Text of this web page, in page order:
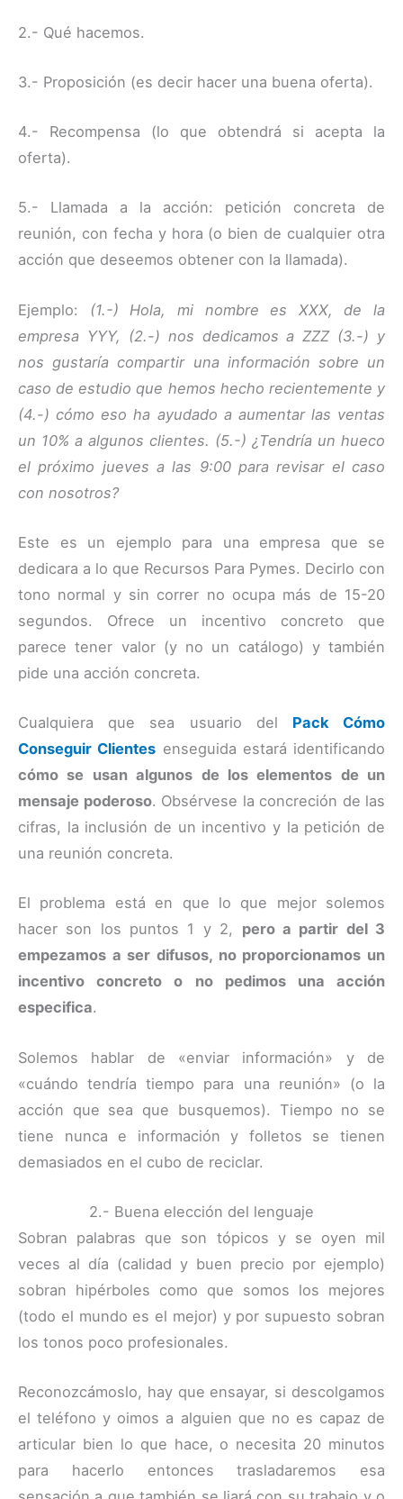
2.- Qué hacemos.
3.- Proposición (es decir hacer una buena oferta).
4.- Recompensa (lo que obtendrá si acepta la
oferta).
5.- Llamada a la acción: petición concreta de
reunión, con fecha y hora (o bien de cualquier otra
acción que deseemos obtener con la llamada).
Ejemplo: (1.-) Hola, mi nombre es XXX, de la
empresa YYY, (2.-) nos dedicamos a ZZZ (3.-) y
nos gustaría compartir una información sobre un
caso de estudio que hemos hecho recientemente y
(4.-) cómo eso ha ayudado a aumentar las ventas
un 10% a algunos clientes. (5.-) ¿Tendría un hueco
el próximo jueves a las 9:00 para revisar el caso
con nosotros?
Este es un ejemplo para una empresa que se
dedicara a lo que Recursos Para Pymes. Decirlo con
tono normal y sin correr no ocupa más de 15-20
segundos. Ofrece un incentivo concreto que
parece tener valor (y no un catálogo) y también
pide una acción concreta.
Cualquiera que sea usuario del Pack Cómo
Conseguir Clientes enseguida estará identificando
cómo se usan algunos de los elementos de un
mensaje poderoso. Obsérvese la concreción de las
cifras, la inclusión de un incentivo y la petición de
una reunión concreta.
El problema está en que lo que mejor solemos
hacer son los puntos 1 y 2, pero a partir del 3
empezamos a ser difusos, no proporcionamos un
incentivo concreto o no pedimos una acción
especifica.
Solemos hablar de «enviar información» y de
«cuándo tendría tiempo para una reunión» (o la
acción que sea que busquemos). Tiempo no se
tiene nunca e información y folletos se tienen
demasiados en el cubo de reciclar.
2.- Buena elección del lenguaje
Sobran palabras que son tópicos y se oyen mil
veces al día (calidad y buen precio por ejemplo)
sobran hipérboles como que somos los mejores
(todo el mundo es el mejor) y por supuesto sobran
los tonos poco profesionales.
Reconozcámoslo, hay que ensayar, si descolgamos
el teléfono y oimos a alguien que no es capaz de
articular bien lo que hace, o necesita 20 minutos
para hacerlo entonces trasladaremos esa